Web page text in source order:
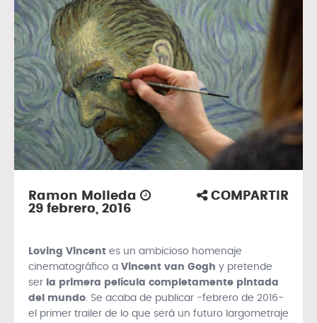
Ramon Molleda
29 febrero, 2016
COMPARTIR
Loving Vincent es un ambicioso homenaje
cinematográfico a Vincent van Gogh y pretende
ser la primera película completamente pintada
del mundo . Se acaba de publicar -febrero de 2016-
el primer trailer de lo que será un futuro largometraje